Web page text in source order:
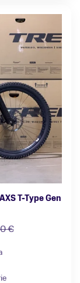
T-Type Gen
€